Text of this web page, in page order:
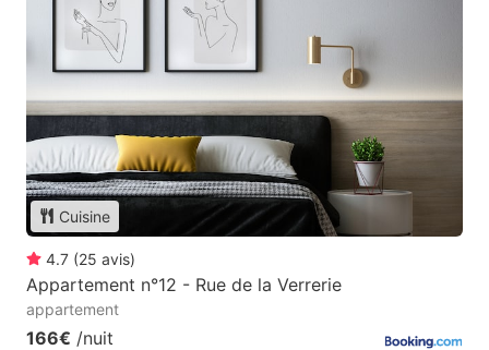
Cuisine
4.7 (25 avis)
Appartement n°12 - Rue de la Verrerie
appartement
166€ /nuit